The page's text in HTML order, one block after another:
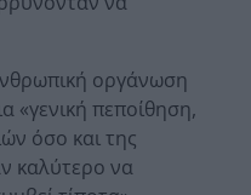
οργάνωση
«γενική πεποίθηση,
όσο και της
καλύτερο να